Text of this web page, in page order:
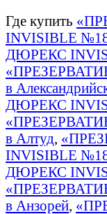
Где купить
INVISIBLE
ДЮРЕКС
в
ДЮРЕКС
в Алтуд,
INVISIBLE
ДЮРЕКС
в Анзорей,